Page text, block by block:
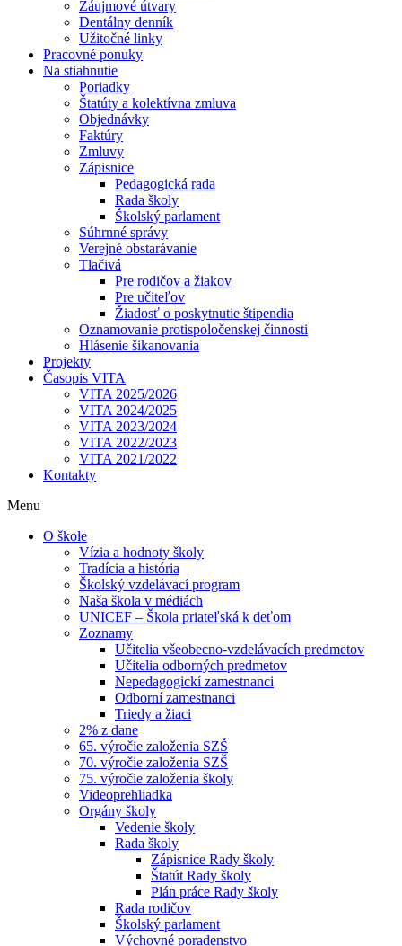
Záujmové útvary
Dentálny denník
Užitočné linky
Pracovné ponuky
Na stiahnutie
Poriadky
Štatúty a kolektívna zmluva
Objednávky
Faktúry
Zmluvy
Zápisnice
Pedagogická rada
Rada školy
Školský parlament
Súhrnné správy
Verejné obstarávanie
Tlačivá
Pre rodičov a žiakov
Pre učiteľov
Žiadosť o poskytnutie štipendia
Oznamovanie protispoločenskej činnosti
Hlásenie šikanovania
Projekty
Časopis VITA
VITA 2025/2026
VITA 2024/2025
VITA 2023/2024
VITA 2022/2023
VITA 2021/2022
Kontakty
Menu
O škole
Vízia a hodnoty školy
Tradícia a história
Školský vzdelávací program
Naša škola v médiách
UNICEF – Škola priateľská k deťom
Zoznamy
Učitelia všeobecno-vzdelávacích predmetov
Učitelia odborných predmetov
Nepedagogickí zamestnanci
Odborní zamestnanci
Triedy a žiaci
2% z dane
65. výročie založenia SZŠ
70. výročie založenia SZŠ
75. výročie založenia školy
Videoprehliadka
Orgány školy
Vedenie školy
Rada školy
Zápisnice Rady školy
Štatút Rady školy
Plán práce Rady školy
Rada rodičov
Školský parlament
Výchovné poradenstvo